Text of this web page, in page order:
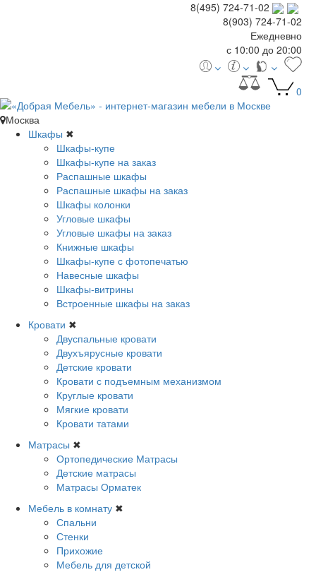
8(495) 724-71-02
8(903) 724-71-02
Ежедневно
с 10:00 до 20:00
0
Москва
Шкафы ✖
Шкафы-купе
Шкафы-купе на заказ
Распашные шкафы
Распашные шкафы на заказ
Шкафы колонки
Угловые шкафы
Угловые шкафы на заказ
Книжные шкафы
Шкафы-купе с фотопечатью
Навесные шкафы
Шкафы-витрины
Встроенные шкафы на заказ
Кровати ✖
Двуспальные кровати
Двухъярусные кровати
Детские кровати
Кровати с подъемным механизмом
Круглые кровати
Мягкие кровати
Кровати татами
Матрасы ✖
Ортопедические Матрасы
Детские матрасы
Матрасы Орматек
Мебель в комнату ✖
Спальни
Стенки
Прихожие
Мебель для детской